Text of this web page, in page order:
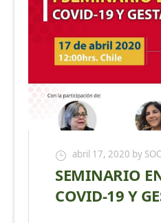
abril 17, 2020 by
SEMINARIO
COVID-19 Y